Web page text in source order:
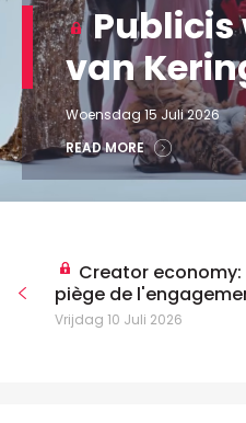
Publicis
van
Woensdag 15 Juli 2026
READ MORE
Creator
piège de
Vrijdag 10 Juli 2026